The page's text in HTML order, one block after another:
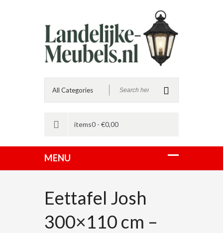
items0 - €0,00
Eettafel Josh
300×110 cm –